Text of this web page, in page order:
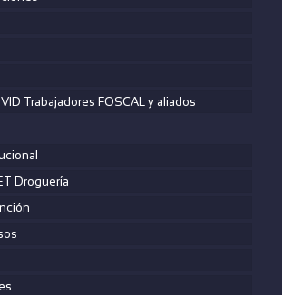
Trabajadores FOSCAL y aliados
Droguería